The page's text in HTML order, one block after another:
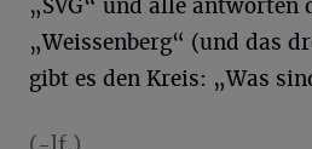
„SVG“ und alle antworten
„Weissenberg“ (und das
gibt es den Kreis: „Was